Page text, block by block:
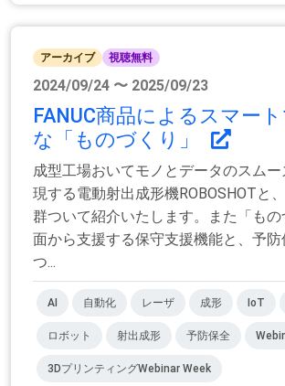
アーカイブ 視聴無料
2024/09/24 〜 2025/09/23
FANUC商品によるスマー
な「ものづくり」
成型工場おいてモノとデータのスム
現する電動射出成形機ROBOSHOTと
群ついて紹介いたします。また「も
面から支援する保守支援機能と、予
つ...
AI 自動化 レーザ 成形 IoT
ロボット 射出成形 予防保全
3DプリンティングWebinar Week